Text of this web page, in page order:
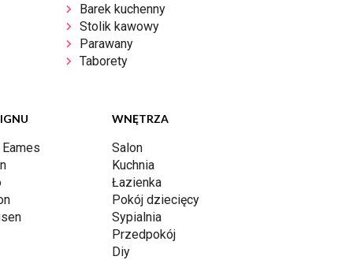
Barek kuchenny
Stolik kawowy
Parawany
Taborety
WNĘTRZA
Salon
Kuchnia
Łazienka
Pokój dziecięcy
Sypialnia
Przedpokój
Diy